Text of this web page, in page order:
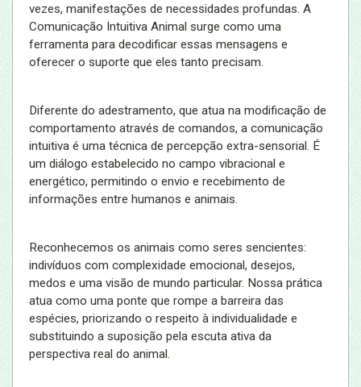
vezes, manifestações de necessidades profundas. A
Comunicação Intuitiva Animal surge como uma
ferramenta para decodificar essas mensagens e
oferecer o suporte que eles tanto precisam.
Diferente do adestramento, que atua na modificação de
comportamento através de comandos, a comunicação
intuitiva é uma técnica de percepção extra-sensorial. É
um diálogo estabelecido no campo vibracional e
energético, permitindo o envio e recebimento de
informações entre humanos e animais.
Reconhecemos os animais como seres sencientes:
indivíduos com complexidade emocional, desejos,
medos e uma visão de mundo particular. Nossa prática
atua como uma ponte que rompe a barreira das
espécies, priorizando o respeito à individualidade e
substituindo a suposição pela escuta ativa da
perspectiva real do animal.